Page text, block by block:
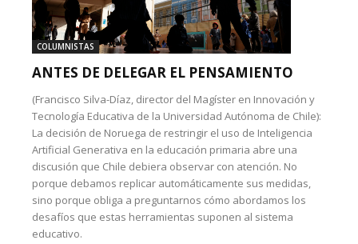
COLUMNISTAS
ANTES DE DELEGAR EL PENSAMIENTO
(Francisco Silva-Díaz, director del Magíster en Innovación y
Tecnología Educativa de la Universidad Autónoma de Chile):
La decisión de Noruega de restringir el uso de Inteligencia
Artificial Generativa en la educación primaria abre una
discusión que Chile debiera observar con atención. No
porque debamos replicar automáticamente sus medidas,
sino porque obliga a preguntarnos cómo abordamos los
desafíos que estas herramientas suponen al sistema
educativo.